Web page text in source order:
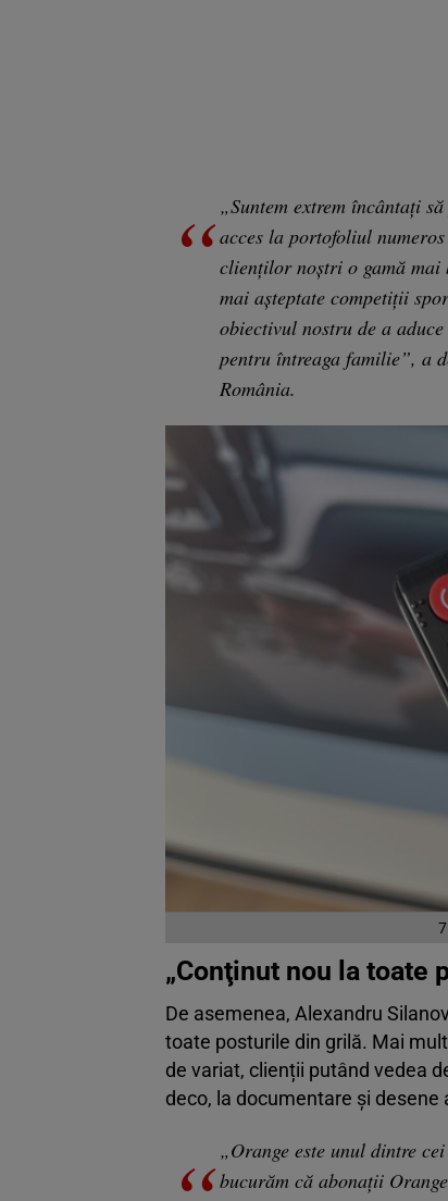
„Suntem extrem încântaţi
acces la portofoliul
clienţilor noştri o gamă mai
mai aşteptate competiţii
obiectivul nostru de a
pentru întreaga familie”, a
România.
„Conţinut nou la toate
De asemenea, Alexandru
toate posturile din grilă. Mai
de variat, clienții putând vedea
deco, la documentare şi desene
„Orange este unul dintre
bucurăm că abonaţii